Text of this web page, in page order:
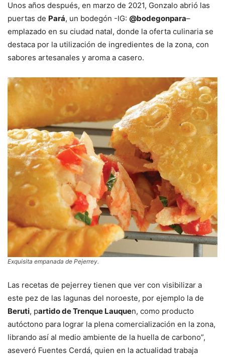
Unos años después, en marzo de 2021, Gonzalo abrió las
puertas de Pará, un bodegón -IG: @bodegonpara–
emplazado en su ciudad natal, donde la oferta culinaria se
destaca por la utilización de ingredientes de la zona, con
sabores artesanales y aroma a casero.
Exquisita empanada de Pejerrey.
Las recetas de pejerrey tienen que ver con visibilizar a
este pez de las lagunas del noroeste, por ejemplo la de
Beruti, partido de Trenque Lauquen, como producto
autóctono para lograr la plena comercialización en la zona,
librando así al medio ambiente de la huella de carbono”,
aseveró Fuentes Cerdá, quien en la actualidad trabaja